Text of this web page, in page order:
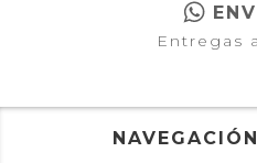
Entregas
NAVEGACIÓN